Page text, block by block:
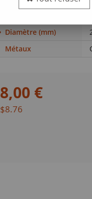
Diamètre (mm)
Métaux
8,00 €
$8.76